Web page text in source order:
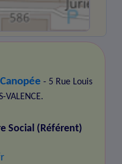
- 5 Rue Louis
VALENCE.
Social (Référent)